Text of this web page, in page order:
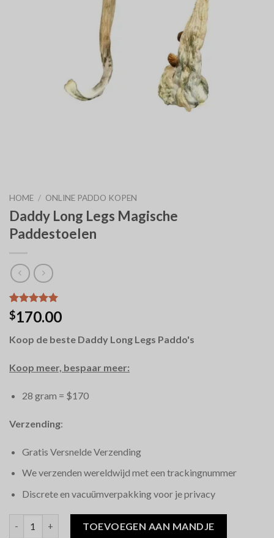
HOME / ONLINE PADDO KOPEN
Daddy Long Legs Magische
Paddestoelen
Waardering
5.00op 5
op
12
$170.00
Koop de beste Daddy Long Legs Paddo's
Koop meer, bespaar meer:
28 gram = $170
Verzending:
Gratis Versnelde Verzending
We verzenden wereldwijd met een trackingnummer
Discrete en vacuümverpakking voor je privacy
TOEVOEGEN AAN MANDJE